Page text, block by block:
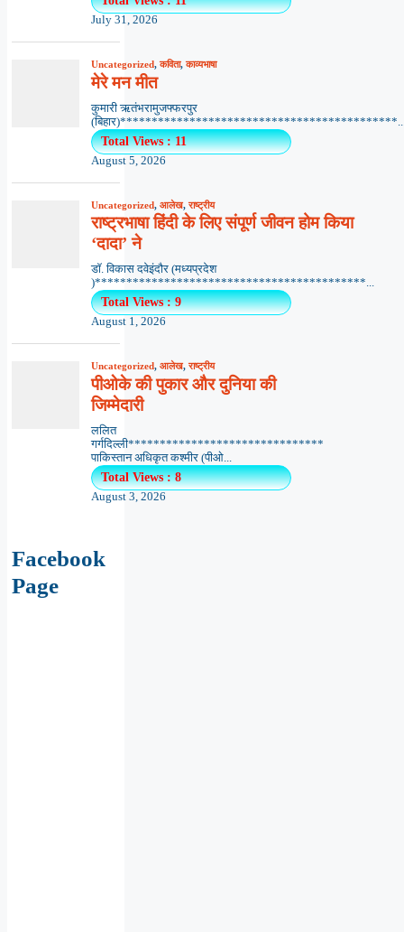
July 31, 2026
Uncategorized,कविता,काव्यभाषा
मेरे मन मीत
कुमारी ऋतंभरामुजफ्फरपुर
Total Views : 11
August 5, 2026
Uncategorized, आलेख,राष्ट्रीय
राष्ट्रभाषा हिंदी के लिए संपूर्ण जीवन होम किया
‘दादा’ ने
डॉ. विकास दवेइंदौर (मध्यप्रदेश
)*******************************************...
Total Views : 9
August 1, 2026
Uncategorized, आलेख,राष्ट्रीय
पीओके की पुकार और दुनिया की
जिम्मेदारी
ललित
गर्गदिल्ली*******************************
पाकिस्तान अधिकृत कश्मीर (पीओ...
Total Views : 8
August 3, 2026
Facebook
Page